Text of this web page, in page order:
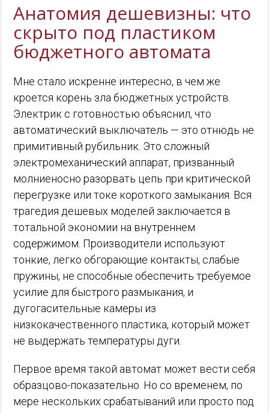
Анатомия дешевизны: что
скрыто под пластиком
бюджетного автомата
Мне стало искренне интересно, в чем же
кроется корень зла бюджетных устройств.
Электрик с готовностью объяснил, что
автоматический выключатель — это отнюдь не
примитивный рубильник. Это сложный
электромеханический аппарат, призванный
молниеносно разорвать цепь при критической
перегрузке или токе короткого замыкания. Вся
трагедия дешевых моделей заключается в
тотальной экономии на внутреннем
содержимом. Производители используют
тонкие, легко обгорающие контакты, слабые
пружины, не способные обеспечить требуемое
усилие для быстрого размыкания, и
дугогасительные камеры из
низкокачественного пластика, который может
не выдержать температуры дуги.
Первое время такой автомат может вести себя
образцово-показательно. Но со временем, по
мере нескольких срабатываний или просто под